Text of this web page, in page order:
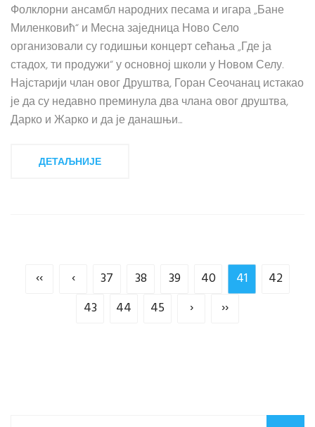
Фолклорни ансамбл народних песама и игара „Бане
Миленковић“ и Месна заједница Ново Село
организовали су годишњи концерт сећања „Где ја
стадох, ти продужи“ у основној школи у Новом Селу.
Најстарији члан овог Друштва, Горан Сеочанац истакао
је да су недавно преминула два члана овог друштва,
Дарко и Жарко и да је данашњи...
ДЕТАЉНИЈЕ
‹‹ ‹ 37 38 39 40 41
42
43
44 45 › ››